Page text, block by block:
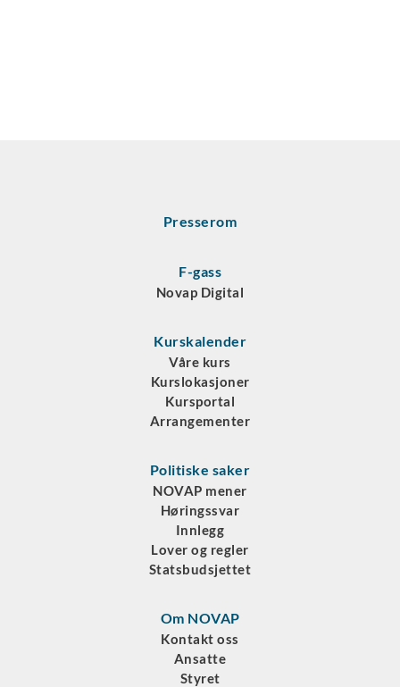
Presserom
F-gass
Novap Digital
Kurskalender
Våre kurs
Kurslokasjoner
Kursportal
Arrangementer
Politiske saker
NOVAP mener
Høringssvar
Innlegg
Lover og regler
Statsbudsjettet
Om NOVAP
Kontakt oss
Ansatte
Styret